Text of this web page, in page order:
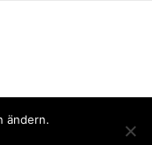
ändern.